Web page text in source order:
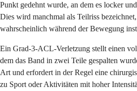
Punkt gedehnt wurde, an dem es locker
Dies wird manchmal als Teilriss
wahrscheinlich während der Bewegung
Ein Grad-3-ACL-Verletzung stellt einen
dem das Band in zwei Teile gespalten
Art und erfordert in der Regel eine
zu Sport oder Aktivitäten mit hoher